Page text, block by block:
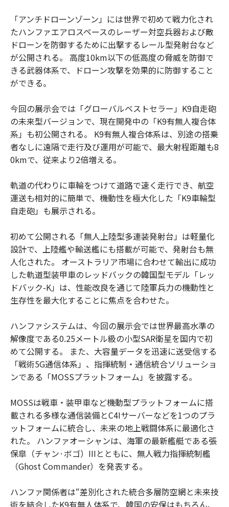
「アンチドローンゾーン」には世界で初めて戦力化され
たハンファエアロスペースのレーザー対空兵器および敵
ドローンを防御するために出撃するレール型発射台など
が公開される。 高度10km以下の低高度の脅威を防御で
きる武器体系で、ドローン攻撃を効果的に防御すること
ができる。
今回の展示会では「グローバルベストセラー」K9自走砲
の未来型バージョンで、現在開発中の「K9有無人複合体
系」も初公開される。 K9有無人複合体系は、別途の搭乗
者なしに遠隔で走行及び運用が可能で、最大射程距離も8
0kmで、従来より2倍増える。
軌道の代わりに車輪をつけて道路で速く走行でき、航空
運送も相対的に簡単で、機動性を極大化した「K9車輪型
自走砲」も展示される。
初めて公開される「無人上陸型多連装発射台」は軽量化
設計で、上陸艦や輸送艦にも搭載が可能で、発射台も無
人化された。 オーストラリア市場に合わせて輸出に成功
した軌道型装甲車のレッドバックの韓国型モデル「レッ
ドバック-K」は、性能改良を通じて陸軍兵力の機動性と
生存性を最大化することに焦点を合わせた。
ハンファシステムは、今回の展示会では世界最高水準の
解像度である0.25メートル級の小型SAR衛星を国内で初
めて公開する。 また、大容量データを迅速に送受信する
「戦術5G通信体系」、指揮統制・通信統合ソリューショ
ンである「MOSSプラットフォーム」を披露する。
MOSSは戦車・装甲車など機動型プラットフォームに搭
載される多様な通信装備とC4Iサーバーなどを1つのプラ
ットフォームに統合し、未来の地上戦闘体系に最適化さ
れた。 ハンファオーシャンは、海軍の最新艦艇である張
保皐（チャン·ボゴ）IIIとともに、無人戦力指揮統制艦
（Ghost Commander）を発表する。
ハンファ関係者は“差別化された統合多層防空網と未来技
術を結合したK9有無人体系で、韓国の安保はもちろん、